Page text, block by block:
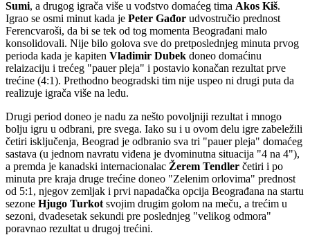
Sumi, a drugog igrača više u vođstvo domaćeg tima Akos Kiš.
Igrao se osmi minut kada je Peter Gađor udvostručio prednost
Ferencvaroši, da bi se tek od tog momenta Beograđani malo
konsolidovali. Nije bilo golova sve do pretposlednjeg minuta prvog
perioda kada je kapiten Vladimir Dubek doneo domaćinu
relaizaciju i trećeg "pauer pleja" i postavio konačan rezultat prve
trećine (4:1). Prethodno beogradski tim nije uspeo ni drugi puta da
realizuje igrača više na ledu.
Drugi period doneo je nadu za nešto povoljniji rezultat i mnogo
bolju igru u odbrani, pre svega. Iako su i u ovom delu igre zabeležili
četiri isključenja, Beograd je odbranio sva tri "pauer pleja" domaćeg
sastava (u jednom navratu viđena je dvominutna situacija "4 na 4"),
a premda je kanadski internacionalac Žerem Tendler četiri i po
minuta pre kraja druge trećine doneo "Zelenim orlovima" prednost
od 5:1, njegov zemljak i prvi napadačka opcija Beograđana na startu
sezone Hjugo Turkot svojim drugim golom na meču, a trećim u
sezoni, dvadesetak sekundi pre poslednjeg "velikog odmora"
poravnao rezultat u drugoj trećini.